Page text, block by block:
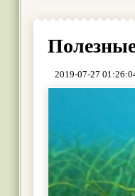
2019-07-27